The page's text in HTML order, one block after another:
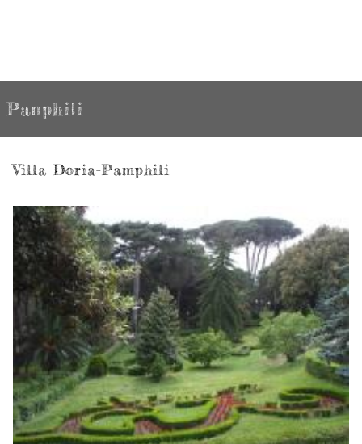
Panphili
Villa Doria-Pamphili